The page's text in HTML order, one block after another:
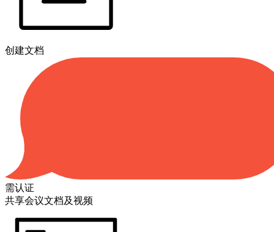
创建文档
需认证
共享会议文档及视频